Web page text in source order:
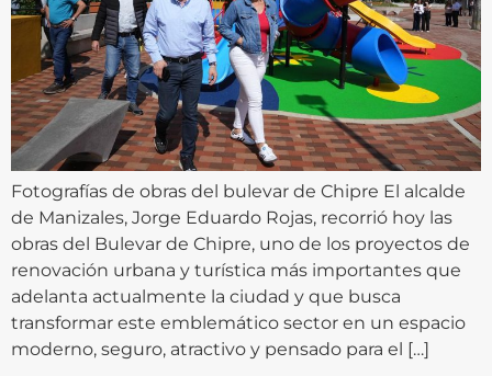
Fotografías de obras del bulevar de Chipre El alcalde
de Manizales, Jorge Eduardo Rojas, recorrió hoy las
obras del Bulevar de Chipre, uno de los proyectos de
renovación urbana y turística más importantes que
adelanta actualmente la ciudad y que busca
transformar este emblemático sector en un espacio
moderno, seguro, atractivo y pensado para el […]